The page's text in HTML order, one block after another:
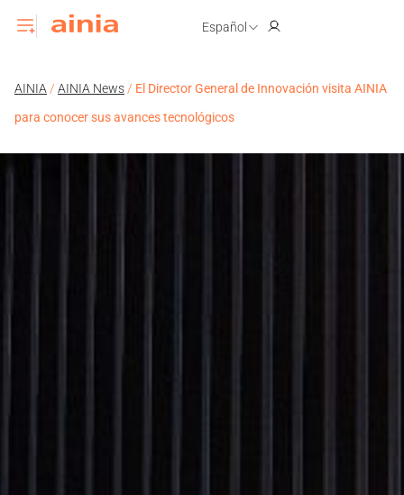
Español
AINIA / AINIA News / El Director General de Innovación visita AINIA
para conocer sus avances tecnológicos